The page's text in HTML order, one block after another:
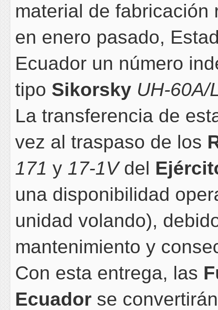
material de fabricación
en enero pasado,
Ecuador un número
tipo Sikorsky UH-60A/
La transferencia de
vez al traspaso de los
171 y 17-1Vdel
una disponibilidad
unidad volando),
mantenimiento y
Con esta entrega, las
Ecuador se